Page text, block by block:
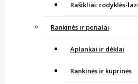
Rašikliai: rodyklės-
Rankinės ir penalai
Aplankai ir dėklai
Rankinės ir kuprinės